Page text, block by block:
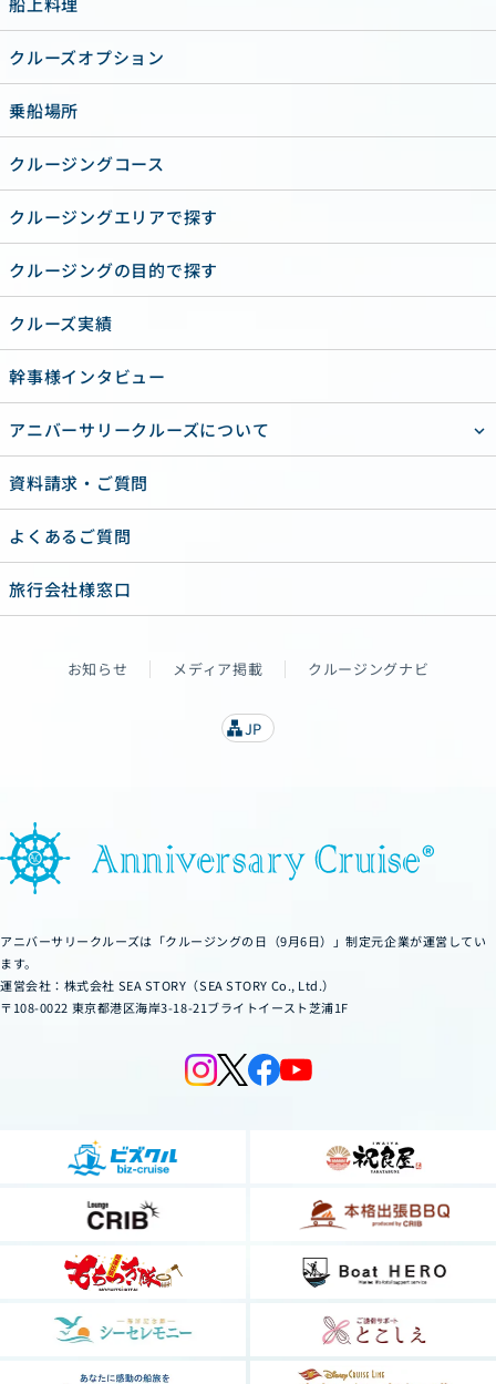
クルーズオプション
乗船場所
クルージングコース
クルージングエリアで探す
クルージングの目的で探す
クルーズ実績
幹事様インタビュー
アニバーサリークルーズについて
資料請求・ご質問
よくあるご質問
旅行会社様窓口
お知らせ メディア掲載 クルージングナビ
lan
g
JP
アニバーサリークルーズは「クルージングの日（9月6日）」制定元企業が運営してい
ます。
運営会社：株式会社 SEA STORY（SEA STORY Co., Ltd.）
〒108-0022 東京都港区海岸3-18-21ブライトイースト芝浦1F